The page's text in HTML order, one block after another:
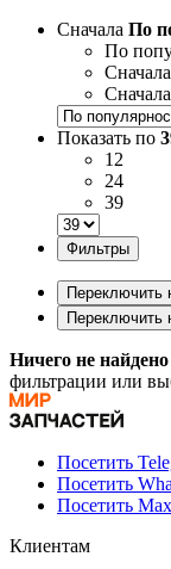
Сначала По
По
Показать по
12
24
39
Фильтры
Переключить
Переключить
Ничего не найдено
фильтрации или
Посетить
Посетить
Посетить Max
Клиентам